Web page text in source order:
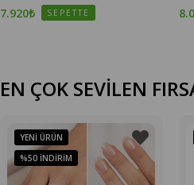
7.920₺
SEPETTE
EN ÇOK SEVİLEN
YENI ÜRÜN
%50 İNDIRIM